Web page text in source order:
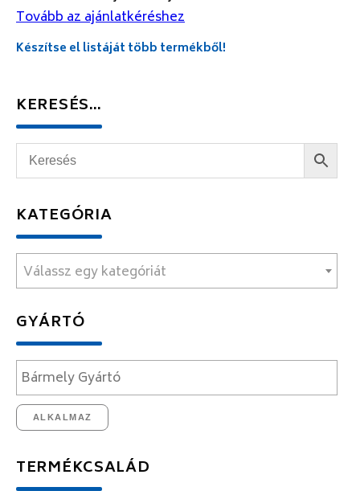
Tovább az ajánlatkéréshez
Készítse el listáját több termékből!
KERESÉS…
KATEGÓRIA
Válassz egy kategóriát
GYÁRTÓ
ALKALMAZ
TERMÉKCSALÁD